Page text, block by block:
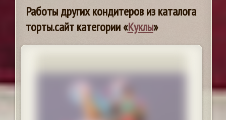
Работы других кондитеров из каталога
торты.сайт категории «Куклы»